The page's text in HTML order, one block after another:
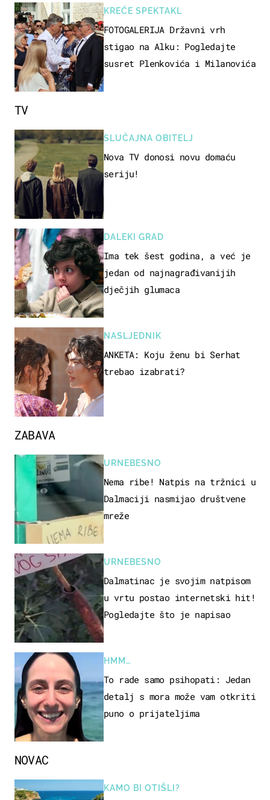
KREĆE SPEKTAKL
FOTOGALERIJA Državni vrh
stigao na Alku: Pogledajte
susret Plenkovića i Milanovića
ZABAVA
URNEBESNO
Nema ribe! Natpis na tržnici u
Dalmaciji nasmijao društvene
mreže
URNEBESNO
Dalmatinac je svojim natpisom
u vrtu postao internetski hit!
Pogledajte što je napisao
HMM…
To rade samo psihopati: Jedan
detalj s mora može vam otkriti
puno o prijateljima
TV
SLUČAJNA OBITELJ
Nova TV donosi novu domaću
seriju!
DALEKI GRAD
Ima tek šest godina, a već je
jedan od najnagrađivanijih
dječjih glumaca
NASLJEDNIK
ANKETA: Koju ženu bi Serhat
trebao izabrati?
NOVAC
KAMO BI OTIŠLI?